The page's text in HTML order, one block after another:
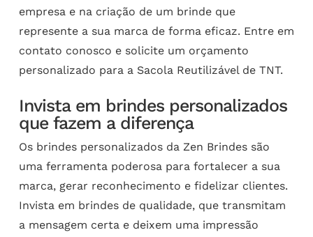
empresa e na criação de um brinde que
represente a sua marca de forma eficaz. Entre em
contato conosco e solicite um orçamento
personalizado para a Sacola Reutilizável de TNT.
Invista em brindes personalizados
que fazem a diferença
Os brindes personalizados da Zen Brindes são
uma ferramenta poderosa para fortalecer a sua
marca, gerar reconhecimento e fidelizar clientes.
Invista em brindes de qualidade, que transmitam
a mensagem certa e deixem uma impressão